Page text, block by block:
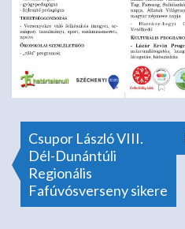
Bejegyzés
navigáció
Csupor László VIII.
Dél-Dunántúli
Regionális
Fafúvósverseny sikere